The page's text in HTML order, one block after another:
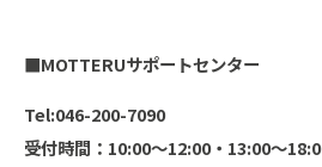
■MOTTERUサポートセンター
Tel:046-200-7090
受付時間：10:00～12:00・13:00～